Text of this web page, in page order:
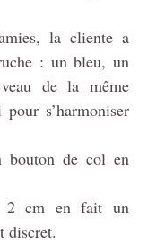
la cliente a
: un bleu, un
de la même
s’harmoniser
bouton de col en
2 cm en fait un
discret.